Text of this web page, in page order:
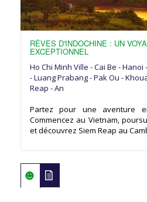
RÊVES D'INDOCHINE : UN
EXCEPTIONNEL
Ho Chi Minh Ville - Cai Be - Hanoi
- Luang Prabang - Pak Ou -
Reap - An
Partez pour une aventure
Commencez au Vietnam,
et découvrez Siem Reap au